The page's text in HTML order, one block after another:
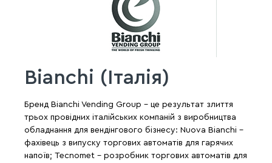
Bianchi (Італія)
Бренд Bianchi Vending Group - це результат злиття
трьох провідних італійських компаній з виробництва
обладнання для вендінгового бізнесу: Nuova Bianchi -
фахівець з випуску торгових автоматів для гарячих
напоїв; Tecnomet - розробник торгових автоматів для